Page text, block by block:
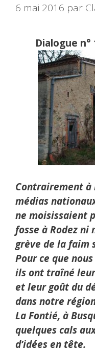
6 mai 2016 par
Dialogue n°
Contrairement
médias
ne moisissaient
fosse à Rodez ni
grève de la faim
Pour ce que
ils ont traîné
et leur goût du
dans notre
La Fontié, à
quelques cals
d’idées en tête.